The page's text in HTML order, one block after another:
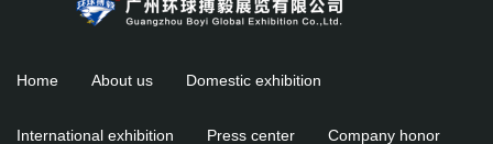
Home About us Domestic exhibition
International exhibition Press center Company honor